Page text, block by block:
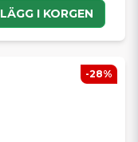
LÄGG I KORGEN
-28%